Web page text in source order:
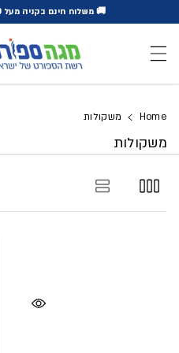
🚚 משלוח חינם בקניה מעל 300 ₪ על ביגוד והנעלה📦
Home משקולות
משקולות